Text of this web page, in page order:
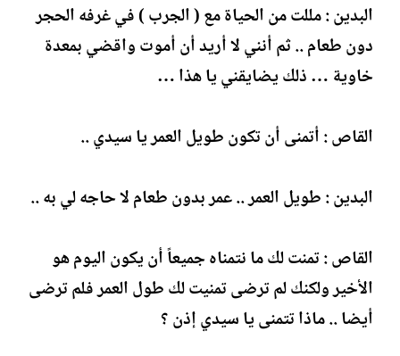
البدين : مللت من الحياة مع ( الجرب ) في غرفه الحجر
دون طعام .. ثم أنني لا أريد أن أموت واقضي بمعدة
خاوية … ذلك يضايقني يا هذا …
القاص : أتمنى أن تكون طويل العمر يا سيدي ..
البدين : طويل العمر .. عمر بدون طعام لا حاجه لي به ..
القاص : تمنت لك ما نتمناه جميعاً أن يكون اليوم هو
الأخير ولكنك لم ترضى تمنيت لك طول العمر فلم ترضى
أيضا .. ماذا تتمنى يا سيدي إذن ؟